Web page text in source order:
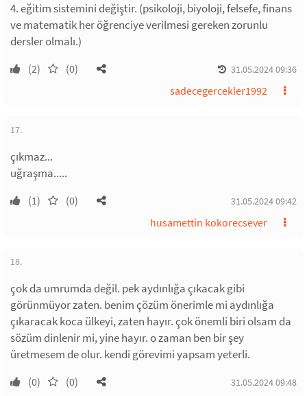
4. eğitim sistemini değiştir. (psikoloji, biyoloji, felsefe, finans
ve matematik her öğrenciye verilmesi gereken zorunlu
dersler olmalı.)
(2) (0) 31.05.2024 09:36
sadecegercekler1992
17.
çıkmaz...
uğraşma.....
(1) (0) 31.05.2024 09:42
husamettin kokorecsever
18.
çok da umrumda değil. pek aydınlığa çıkacak gibi
görünmüyor zaten. benim çözüm önerimle mi aydınlığa
çıkaracak koca ülkeyi, zaten hayır. çok önemli biri olsam da
sözüm dinlenir mi, yine hayır. o zaman ben bir şey
üretmesem de olur. kendi görevimi yapsam yeterli.
(0) (0) 31.05.2024 09:48